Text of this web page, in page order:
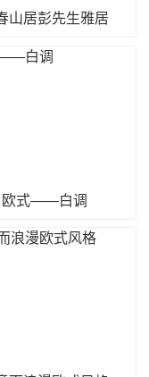
山居彭先生雅居
欧式——白调